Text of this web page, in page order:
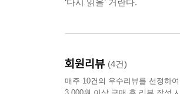
‘다시 읽을’ 거란다.
회원리뷰 (4건)
매주 10건의 우수리뷰를 선정하